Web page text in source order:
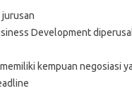
jurusan
Development
kempuan negosiasi